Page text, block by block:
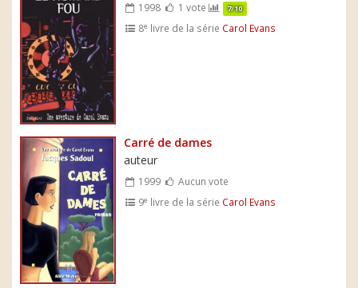
1998 1 vote 7/10
8e livre de la série Carol Evans
Carré de dames
auteur
1999
Aucun vote
9e livre de la série Carol Evans